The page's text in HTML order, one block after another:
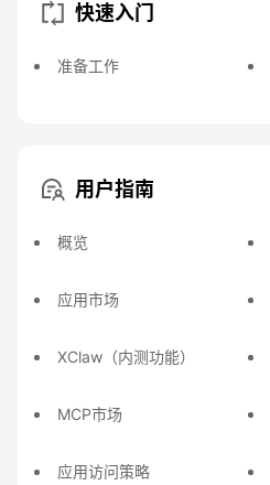
快速入门
准备工作
用户指南
概览
应用市场
XClaw（内测功能）
MCP市场
应用访问策略